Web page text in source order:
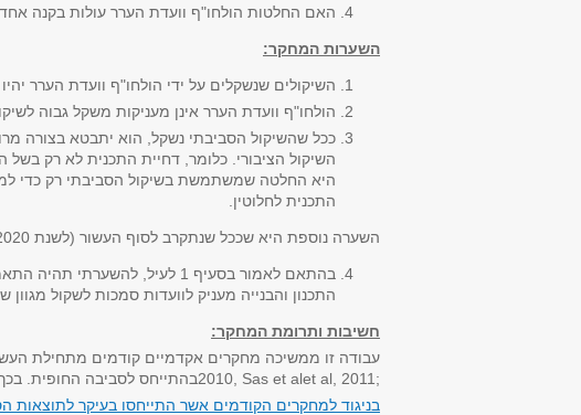
האם החלטות הולחו"ף וועדת הערר עולות בקנה
השערות המחקר:
השיקולים שנשקלים על ידי הולחו"ף וועדת הערר
הולחו"ף וועדת הערר אינן מעניקות משקל גבוה
ככל שהשיקול הסביבתי נשקל, הוא יתבטא בצורה
השיקול הציבורי. כלומר, דחיית התכנית לא רק
היא החלטה שמשתמשת בשיקול הסביבתי רק כדי
התכנית לחלוטין.
השערה נוספת היא שככל שנתקרב לסוף העשור (לשנת 2020) שיעור השיקולים הסביבתיים יעלה.
התכנון והבנייה מעניק לוועדות סמכות לשקול
חשיבות ותרומת המחקר:
עבודה זו ממשיכה מחקרים אקדמיים קודמים מתחילת
et al, 2011;
Sas et al
2010בהתייחס לסביבה החופית.
בניגוד למחקרים הקודמים אשר התייחסו בעיקר לתוצאות